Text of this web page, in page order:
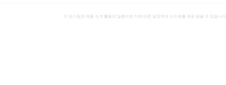
이 포스팅은 제품 소개 활동의 일환으로 이에 따른 일정액의 수수료를 제공 받을 수 있습니다